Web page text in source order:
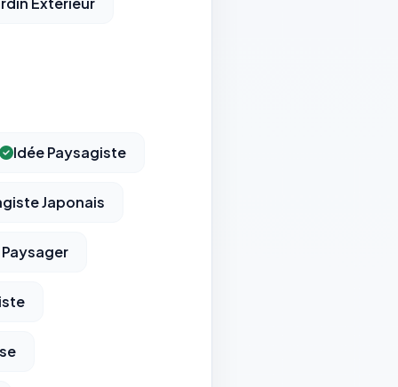
Idée Paysagiste
Japonais